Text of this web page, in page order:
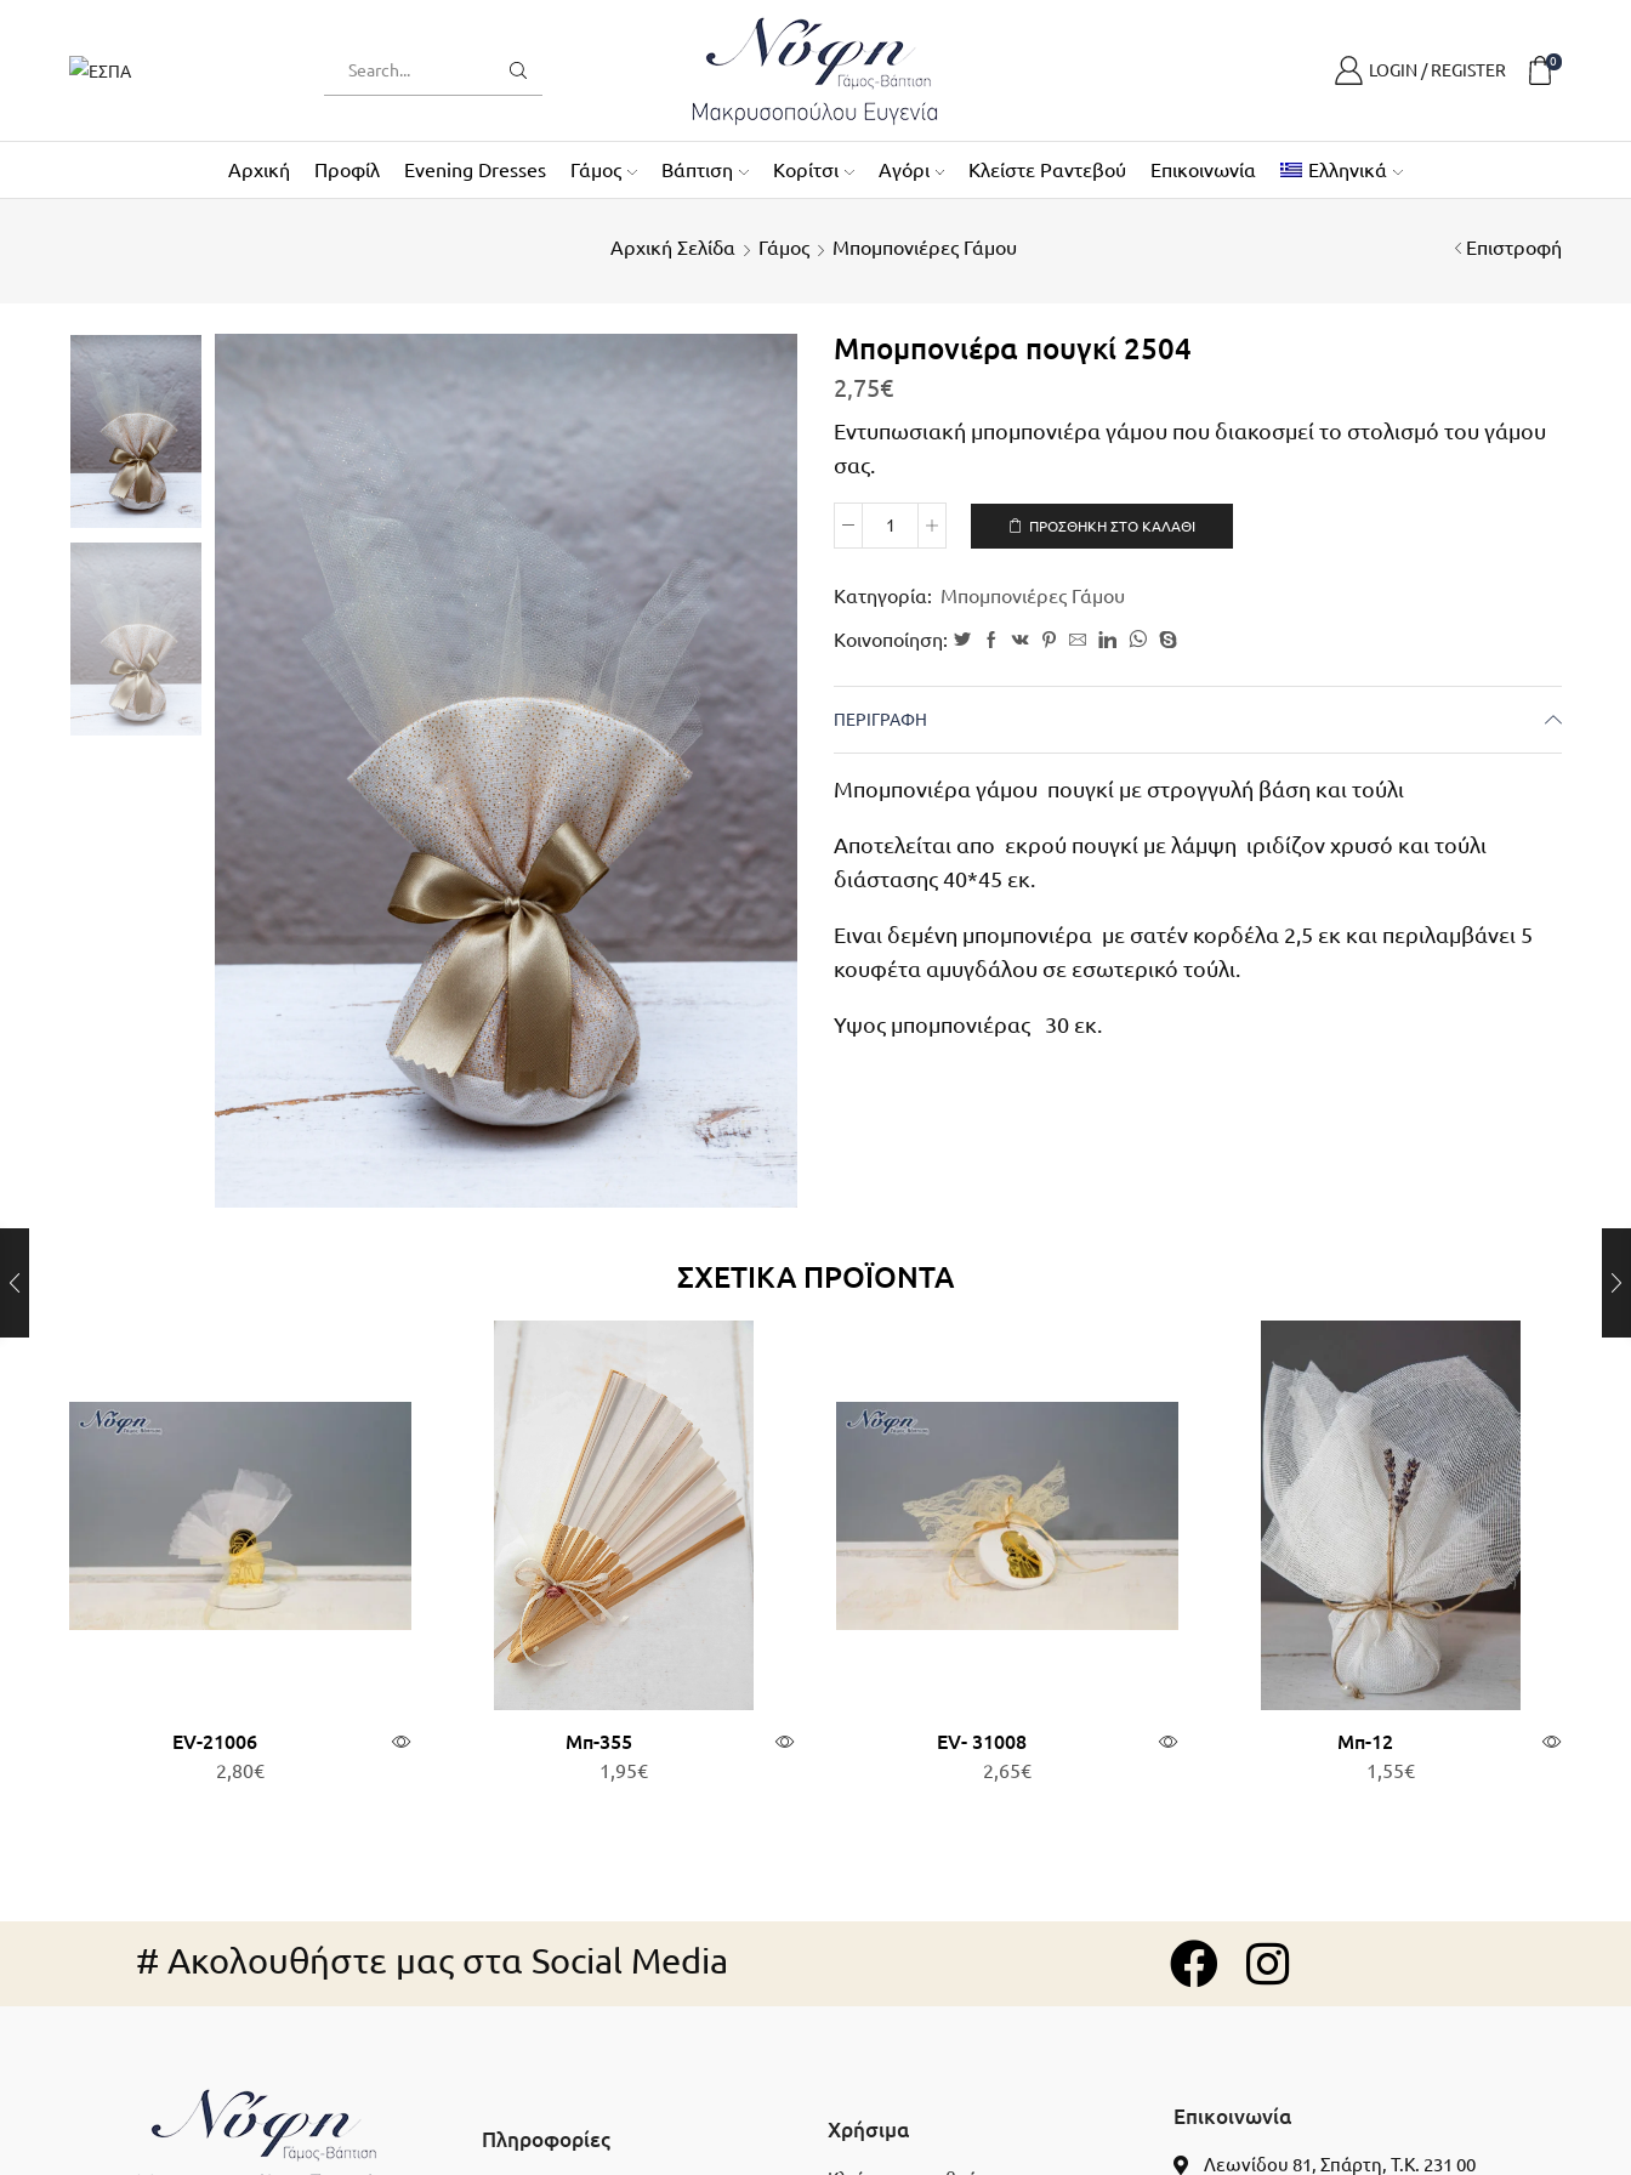
LOGIN / REGISTER 0
Αρχική Προφίλ Evening Dresses Γάμος Βάπτιση Κορίτσι Αγόρι Κλείστε Ραντεβού Επικοινωνία Ελληνικά
Αρχική Σελίδα Γάμος Μπομπονιέρες Γάμου Επιστροφή
Μπομπονιέρα πουγκί 2504
2,75€
Εντυπωσιακή μπομπονιέρα γάμου που διακοσμεί το στολισμό του γάμου
σας.
ΠΡΟΣΘΉΚΗ ΣΤΟ ΚΑΛΆΘΙ
Κατηγορία: Μπομπονιέρες Γάμου
Κοινοποίηση:
ΠΕΡΙΓΡΑΦΉ
Μπομπονιέρα γάμου πουγκί με στρογγυλή βάση και τούλι
Αποτελείται απο εκρού πουγκί με λάμψη ιριδίζον χρυσό και τούλι
διάστασης 40*45 εκ.
Ειναι δεμένη μπομπονιέρα με σατέν κορδέλα 2,5 εκ και περιλαμβάνει 5
κουφέτα αμυγδάλου σε εσωτερικό τούλι.
Υψος μπομπονιέρας 30 εκ.
ΣΧΕΤΙΚΆ ΠΡΟΪΌΝΤΑ
EV-21006
2,80€
Μπ-355
1,95€
EV- 31008
2,65€
Μπ-12
1,55€
# Ακολουθήστε μας στα Social Media
Πληροφορίες Χρήσιμα
Επικοινωνία
Λεωνίδου 81, Σπάρτη, Τ.Κ. 231 00